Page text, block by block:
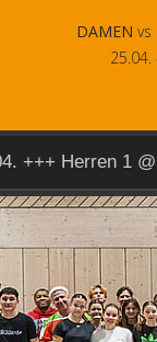
DAMEN vs
+++ Herren 1